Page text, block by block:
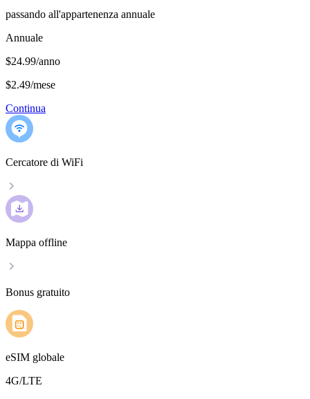
passando all'appartenenza annuale
Annuale
$24.99/anno
$2.49/mese
Continua
Cercatore di WiFi
Mappa offline
Bonus gratuito
eSIM globale
4G/LTE